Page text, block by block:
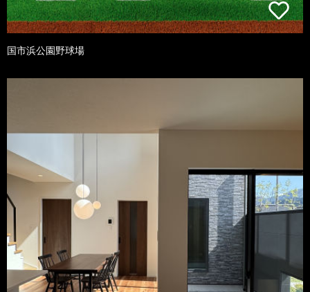
国市浜公園野球場